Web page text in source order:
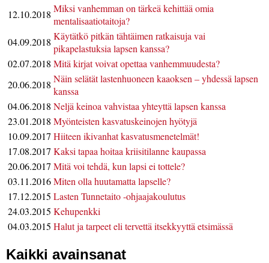
12.10.2018 Miksi vanhemman on tärkeä kehittää omia
mentalisaatiotaitoja?
04.09.2018 Käytätkö pitkän tähtäimen ratkaisuja vai
pikapelastuksia lapsen kanssa?
02.07.2018 Mitä kirjat voivat opettaa vanhemmuudesta?
20.06.2018 Näin selätät lastenhuoneen kaaoksen – yhdessä lapsen
kanssa
04.06.2018 Neljä keinoa vahvistaa yhteyttä lapsen kanssa
23.01.2018 Myönteisten kasvatuskeinojen hyötyjä
10.09.2017 Hiiteen ikivanhat kasvatusmenetelmät!
17.08.2017 Kaksi tapaa hoitaa kriisitilanne kaupassa
20.06.2017 Mitä voi tehdä, kun lapsi ei tottele?
03.11.2016Miten olla huutamatta lapselle?
17.12.2015 Lasten Tunnetaito -ohjaajakoulutus
24.03.2015 Kehupenkki
04.03.2015 Halut ja tarpeet eli tervettä itsekkyyttä etsimässä
Kaikki avainsanat